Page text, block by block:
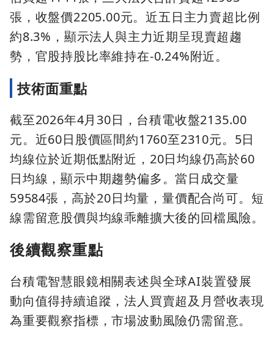
張，收盤價2205.00元。近五日主力賣超比例
約8.3%，顯示法人與主力近期呈現賣超趨
勢，官股持股比率維持在-0.24%附近。
技術面重點
截至2026年4月30日，台積電收盤2135.00
元。近60日股價區間約1760至2310元。5日
均線位於近期低點附近，20日均線仍高於60
日均線，顯示中期趨勢偏多。當日成交量
59584張，高於20日均量，量價配合尚可。短
線需留意股價與均線乖離擴大後的回檔風險。
後續觀察重點
台積電智慧眼鏡相關表述與全球AI裝置發展
動向值得持續追蹤，法人買賣超及月營收表現
為重要觀察指標，市場波動風險仍需留意。